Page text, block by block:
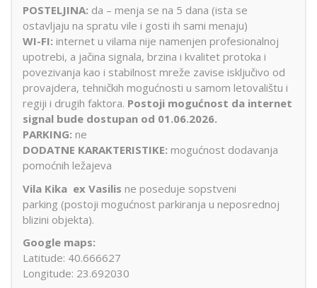
POSTELJINA: da – menja se na 5 dana (ista se
ostavljaju na spratu vile i gosti ih sami menaju)
WI-FI: internet u vilama nije namenjen profesionalnoj
upotrebi, a jačina signala, brzina i kvalitet protoka i
povezivanja kao i stabilnost mreže zavise isključivo od
provajdera, tehničkih mogućnosti u samom letovalištu i
regiji i drugih faktora. Postoji mogućnost da internet
signal bude dostupan od 01.06.2026.
PARKING: ne
DODATNE KARAKTERISTIKE: mogućnost dodavanja
pomoćnih ležajeva
Vila Kika ex Vasilis ne poseduje sopstveni
parking (postoji mogućnost parkiranja u neposrednoj
blizini objekta).
Google maps:
Latitude: 40.666627
Longitude: 23.692030